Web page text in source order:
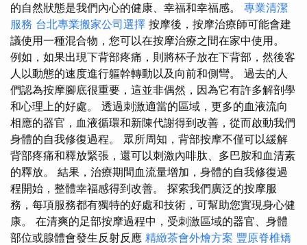
的自然狀態是我們內心的健康、幸福和幸福感。 專業清潔
服務 台北專業搬家公司選擇 按摩後，按摩治療師可能會建
議使用一種混合物，您可以在按摩治療之間在家中使用。
例如，如果出現下背部疼痛，則將杯子放在下背部，然後客
人以動態的速度進行軀幹轉動以及向前和側彎。 過去的人
們認為按摩腳底很重要，這並非偶然，因為它有許多解剖學
和心理上的好處。 透過刺激適當的區域，更多的血液流向
相應的器官，血液循環和新陳代謝得到改善，從而啟動我們
身體的自我修復過程。 眾所周知，背部按摩不僅可以緩解
背部疼痛和釋放緊張，還可以刺激內啡肽、多巴胺和血清素
的釋放。 結果，治療期間血流量增加，身體的自我修復過
程開始，整體幸福感得到改善。 探索我們廣泛的按摩服
務，每項服務都有獨特的好處和技術，可幫助您實現身心健
康。 在清爽的足部按摩過程中，受刺激區域的器官、身體
部位或腺體會發生反射反應 精緻茶會外燴方案 豐原脊椎矯